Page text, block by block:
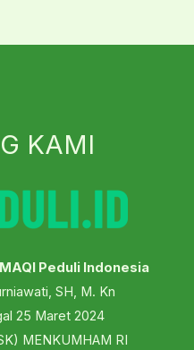
KAMI
Peduli Indonesia
SH, M. Kn
25 Maret 2024
MENKUMHAM RI